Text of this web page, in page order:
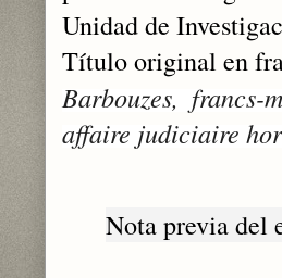
Unidad de
Título original en
Barbouzes,
affaire judiciaire
Nota previa del